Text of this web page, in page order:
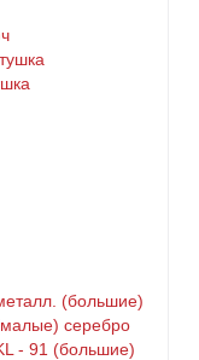
(большие)
серебро
- 91 (большие)